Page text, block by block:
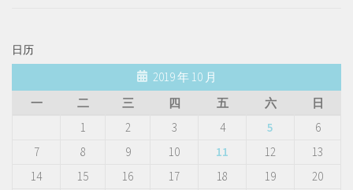
日历
2019 年 10 月
一
二 三 四 五 六
日
1
2 3 4 5
6
7
8 9 10 11 12
13
14
15 16 17 18 19
20